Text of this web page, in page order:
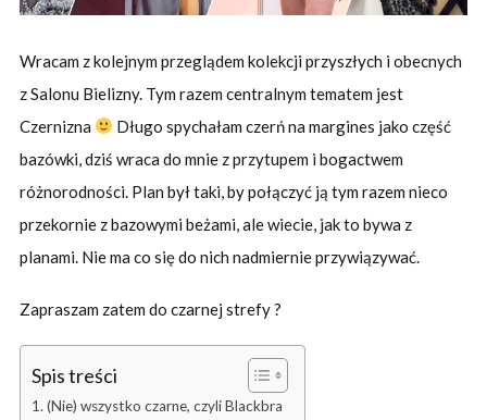
Wracam z kolejnym przeglądem kolekcji przyszłych i obecnych
z Salonu Bielizny. Tym razem centralnym tematem jest
Czernizna
Długo spychałam czerń na margines jako część
bazówki, dziś wraca do mnie z przytupem i bogactwem
różnorodności. Plan był taki, by połączyć ją tym razem nieco
przekornie z bazowymi beżami, ale wiecie, jak to bywa z
planami. Nie ma co się do nich nadmiernie przywiązywać.
Zapraszam zatem do czarnej strefy ?
Spis treści
(Nie) wszystko czarne, czyli Blackbra